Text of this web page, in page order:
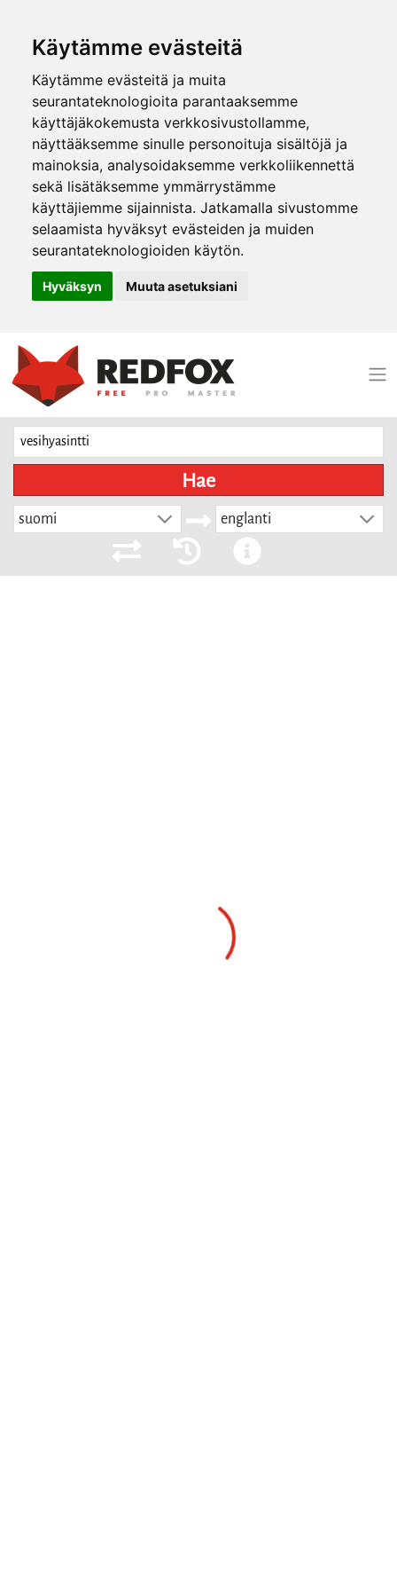
Käytämme evästeitä
Käytämme evästeitä ja muita
seurantateknologioita parantaaksemme
käyttäjäkokemusta verkkosivustollamme,
näyttääksemme sinulle personoituja sisältöjä ja
mainoksia, analysoidaksemme verkkoliikennettä
sekä lisätäksemme ymmärrystämme
käyttäjiemme sijainnista. Jatkamalla sivustomme
selaamista hyväksyt evästeiden ja muiden
seurantateknologioiden käytön.
Hyväksyn Muuta asetuksiani
Hae
suomi englanti